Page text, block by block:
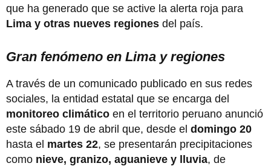
que ha generado que se active la alerta roja para
Lima y otras nueves regiones del país.
Gran fenómeno en Lima y regiones
A través de un comunicado publicado en sus redes
sociales, la entidad estatal que se encarga del
monitoreo climático en el territorio peruano anunció
este sábado 19 de abril que, desde el domingo 20
hasta el martes 22, se presentarán precipitaciones
como nieve, granizo, aguanieve y lluvia, de